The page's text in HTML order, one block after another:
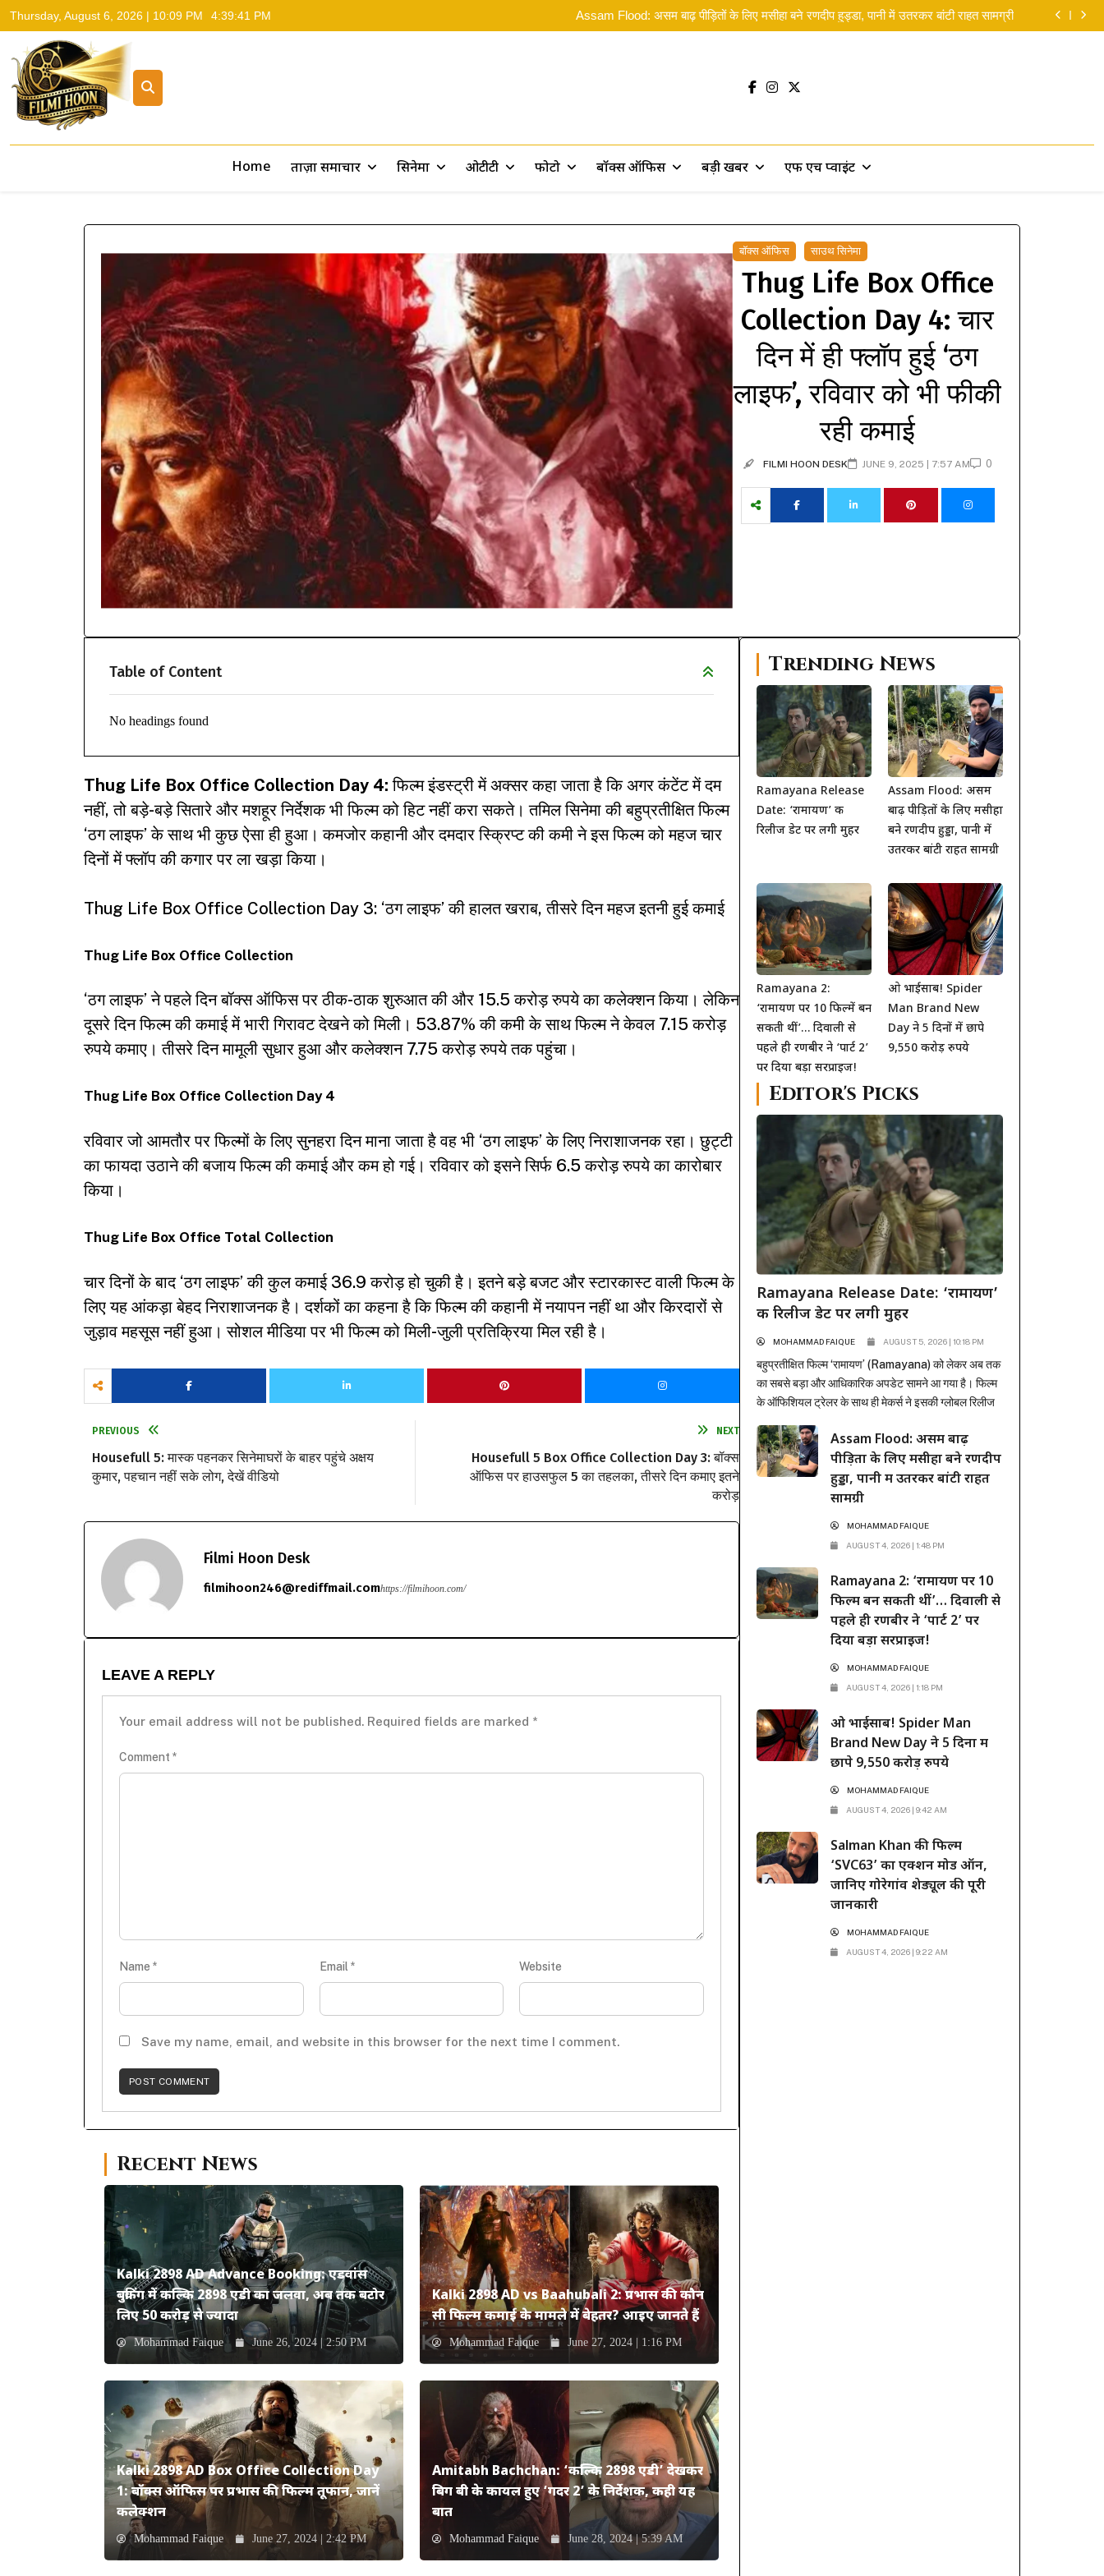
Thursday, August 6, 2026 | 10:09 PM 4:39:42 PM
Assam Flood: असम बाढ़ पीड़ितों के लिए मसीहा बने रणदीप हुड्डा, पानी में उतरकर बांटी राहत सामग्री
Ramayana 2: ‘रामायण पर 10 फिल्में बन सकती थीं’… दिवाली से पहले ही रणबीर ने ‘पार्ट 2’ पर दिया बड़ा
Ramayana 2: ‘रामायण पर 10 फिल्में बन सकती थीं’… दिवाली से पहले ही रणबीर ने ‘पार्ट 2’ पर दिया बड़ा
Filmi Hoon Home ताज़ा समाचार सिनेमा ओटीटी फोटो बॉक्स ऑफिस बड़ी खबर एफ एच प्वाइंट
बॉक्स ऑफिस साउथ सिनेमा
Thug Life Box Office
Collection Day 4: चार
दिन में ही फ्लॉप हुई ‘ठग
लाइफ’, रविवार को भी फीकी
रही कमाई
FILMI HOON DESK JUNE 9, 2025 | 7:57 AM 0
Table of Content
No headings found
Thug Life Box Office Collection Day 4: फिल्म इंडस्ट्री में अक्सर कहा जाता है कि अगर कंटेंट में दम
नहीं, तो बड़े-बड़े सितारे और मशहूर निर्देशक भी फिल्म को हिट नहीं करा सकते। तमिल सिनेमा की बहुप्रतीक्षित फिल्म
‘ठग लाइफ’ के साथ भी कुछ ऐसा ही हुआ। कमजोर कहानी और दमदार स्क्रिप्ट की कमी ने इस फिल्म को महज चार
दिनों में फ्लॉप की कगार पर ला खड़ा किया।
Thug Life Box Office Collection Day 3: ‘ठग लाइफ’ की हालत खराब, तीसरे दिन महज इतनी हुई कमाई
Thug Life Box Office Collection
‘ठग लाइफ’ ने पहले दिन बॉक्स ऑफिस पर ठीक-ठाक शुरुआत की और 15.5 करोड़ रुपये का कलेक्शन किया। लेकिन
दूसरे दिन फिल्म की कमाई में भारी गिरावट देखने को मिली। 53.87% की कमी के साथ फिल्म ने केवल 7.15 करोड़
रुपये कमाए। तीसरे दिन मामूली सुधार हुआ और कलेक्शन 7.75 करोड़ रुपये तक पहुंचा।
Thug Life Box Office Collection Day 4
रविवार जो आमतौर पर फिल्मों के लिए सुनहरा दिन माना जाता है वह भी ‘ठग लाइफ’ के लिए निराशाजनक रहा। छुट्टी
का फायदा उठाने की बजाय फिल्म की कमाई और कम हो गई। रविवार को इसने सिर्फ 6.5 करोड़ रुपये का कारोबार
किया।
Thug Life Box Office Total Collection
चार दिनों के बाद ‘ठग लाइफ’ की कुल कमाई 36.9 करोड़ हो चुकी है। इतने बड़े बजट और स्टारकास्ट वाली फिल्म के
लिए यह आंकड़ा बेहद निराशाजनक है। दर्शकों का कहना है कि फिल्म की कहानी में नयापन नहीं था और किरदारों से
जुड़ाव महसूस नहीं हुआ। सोशल मीडिया पर भी फिल्म को मिली-जुली प्रतिक्रिया मिल रही है।
PREVIOUS
Housefull 5: मास्क पहनकर सिनेमाघरों के बाहर पहुंचे अक्षय
कुमार, पहचान नहीं सके लोग, देखें वीडियो
NEXT
Housefull 5 Box Office Collection Day 3: बॉक्स
ऑफिस पर हाउसफुल 5 का तहलका, तीसरे दिन कमाए इतने
करोड़
Filmi Hoon Desk
filmihoon246@rediffmail.comhttps://filmihoon.com/
LEAVE A REPLY
Your email address will not be published. Required fields are marked *
Comment *
Name * Email * Website
Save my name, email, and website in this browser for the next time I comment.
Recent News
Kalki 2898 AD Advance Booking: एडवांस
बुकिंग में कल्कि 2898 एडी का जलवा, अब तक बटोर
लिए 50 करोड़ से ज्यादा
Mohammad Faique June 26, 2024 | 2:50 PM
Kalki 2898 AD vs Baahubali 2: प्रभास की कौन
सी फिल्म कमाई के मामले में बेहतर? आइए जानते हैं
Mohammad Faique June 27, 2024 | 1:16 PM
Kalki 2898 AD Box Office Collection Day
1: बॉक्स ऑफिस पर प्रभास की फिल्म तूफान, जानें
कलेक्शन
Mohammad Faique June 27, 2024 | 2:42 PM
Amitabh Bachchan: ‘कल्कि 2898 एडी’ देखकर
बिग बी के कायल हुए ‘गदर 2’ के निर्देशक, कही यह
बात
Mohammad Faique June 28, 2024 | 5:39 AM
Trending News
Ramayana Release
Date: ‘रामायण’ की
रिलीज डेट पर लगी मुहर
Assam Flood: असम
बाढ़ पीड़ितों के लिए मसीहा
बने रणदीप हुड्डा, पानी में
उतरकर बांटी राहत सामग्री
Ramayana 2:
‘रामायण पर 10 फिल्में बन
सकती थीं’… दिवाली से
पहले ही रणबीर ने ‘पार्ट 2’
पर दिया बड़ा सरप्राइज!
ओ भाईसाब! Spider
Man Brand New
Day ने 5 दिनों में छापे
9,550 करोड़ रुपये
Editor's Picks
Ramayana Release Date: ‘रामायण’
की रिलीज डेट पर लगी मुहर
MOHAMMAD FAIQUE AUGUST 5, 2026 | 10:18 PM
बहुप्रतीक्षित फिल्म ‘रामायण’ (Ramayana) को लेकर अब तक
का सबसे बड़ा और आधिकारिक अपडेट सामने आ गया है। फिल्म
के ऑफिशियल ट्रेलर के साथ ही मेकर्स ने इसकी ग्लोबल रिलीज
डिस्ट्रीब्यूशन जायंट सोनी पिक्चर्स ने मुहर लगा दी है कि यह भव्य
महाकाव्य 6 नवंबर...
Assam Flood: असम बाढ़
पीड़ितों के लिए मसीहा बने रणदीप
हुड्डा, पानी में उतरकर बांटी राहत
सामग्री
MOHAMMAD FAIQUE
AUGUST 4, 2026 | 1:48 PM
Ramayana 2: ‘रामायण पर 10
फिल्में बन सकती थीं’… दिवाली से
पहले ही रणबीर ने ‘पार्ट 2’ पर
दिया बड़ा सरप्राइज!
MOHAMMAD FAIQUE
AUGUST 4, 2026 | 1:18 PM
ओ भाईसाब! Spider Man
Brand New Day ने 5 दिनों में
छापे 9,550 करोड़ रुपये
MOHAMMAD FAIQUE
AUGUST 4, 2026 | 9:42 AM
Salman Khan की फिल्म
‘SVC63’ का एक्शन मोड ऑन,
जानिए गोरेगांव शेड्यूल की पूरी
जानकारी
MOHAMMAD FAIQUE
AUGUST 4, 2026 | 9:22 AM